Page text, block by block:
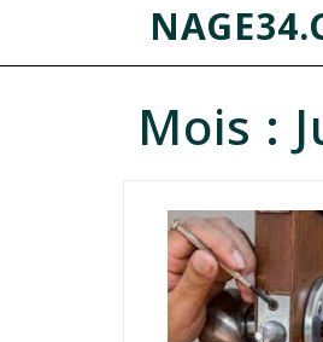
Mois :